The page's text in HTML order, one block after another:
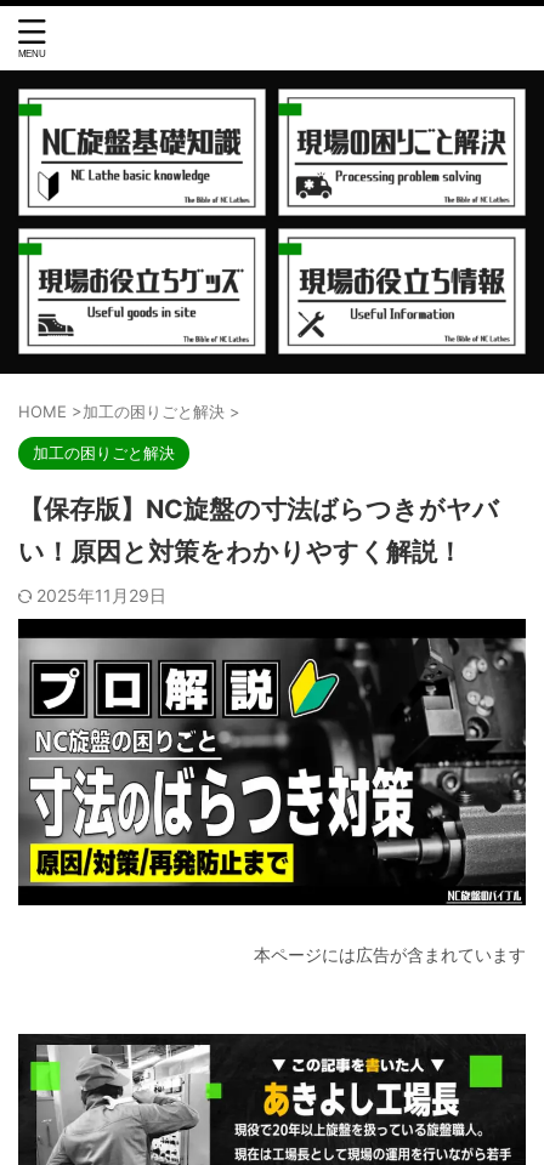
HOME >加工の困りごと解決 >
加工の困りごと解決
【保存版】NC旋盤の寸法ばらつきがヤバ
い！原因と対策をわかりやすく解説！
2025年11月29日
本ページには広告が含まれています